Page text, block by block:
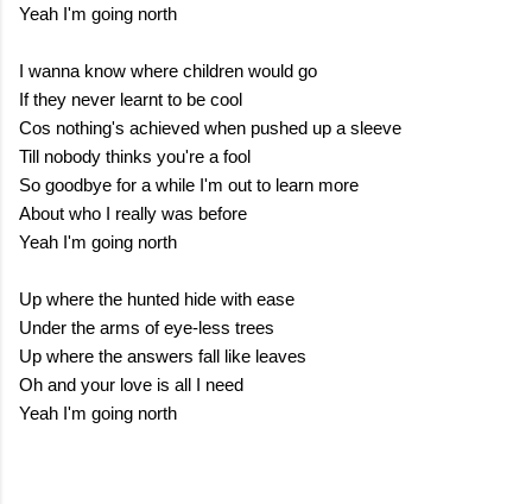
Yeah I'm going north
I wanna know where children would go
If they never learnt to be cool
Cos nothing's achieved when pushed up a sleeve
Till nobody thinks you're a fool
So goodbye for a while I'm out to learn more
About who I really was before
Yeah I'm going north
Up where the hunted hide with ease
Under the arms of eye-less trees
Up where the answers fall like leaves
Oh and your love is all I need
Yeah I'm going north